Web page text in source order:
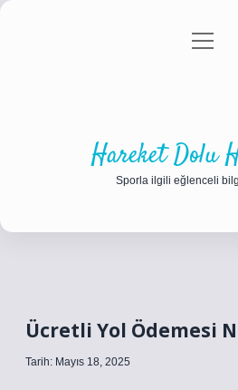
Gizlilik menüyü
Hareket Dolu
Sporla ilgili eğlenceli
Ücretli Yol Ödemesi
Tarih: Mayıs 18, 2025